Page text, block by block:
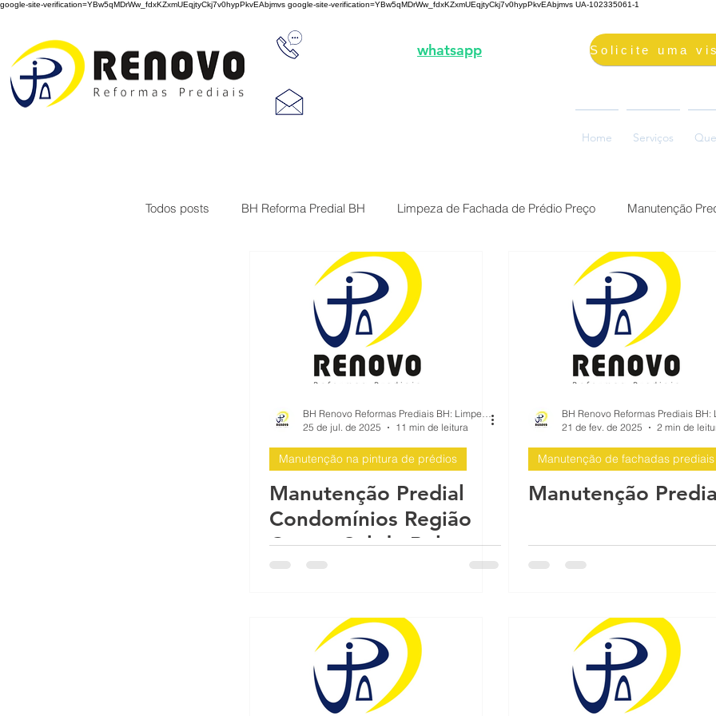
google-site-verification=YBw5qMDrWw_fdxKZxmUEqjtyCkj7v0hypPkvEAbjmvs google-site-verification=YBw5qMDrWw_fdxKZxmUEqjtyCkj7v0hypPkvEAbjmvs UA-102335061-1
whatsapp
Home Serviços
Todos posts BH Reforma Predial BH Limpeza de Fachada de Prédio Preço Manutenção
Limpeza de Fachada de Prédio Preço Reforma Predial BH Serviço impermeabilização
Serviço de impermeabilização de fac Brasil Belo Horizonte Solução Sika
O que é a fachada do prédio? A fach Reforma de Fachada Predial: Passo a
Proteção sol chuva pintura impermea Proteção sol chuva pintura impermea
Reforma e pintura de garagem de con Reformas Prédios Qual é a melhor época para pintar
BH Renovo Reformas Prediais BH: Limpeza Manutenção Predial Fachada
25 de jul. de 2025
11 min de leitura
Manutenção na pintura de prédios
Manutenção Predial
Condomínios Região
Centro-Sul de Belo
Horizonte MG
21 de fev. de 2025
2 min de
Manutenção de fachadas prediais
Manutenção